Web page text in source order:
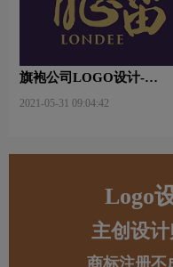
旗袍公司LOGO设计-
设计
2021-05-31 09:04:42
Logo
主创设
商标注册不